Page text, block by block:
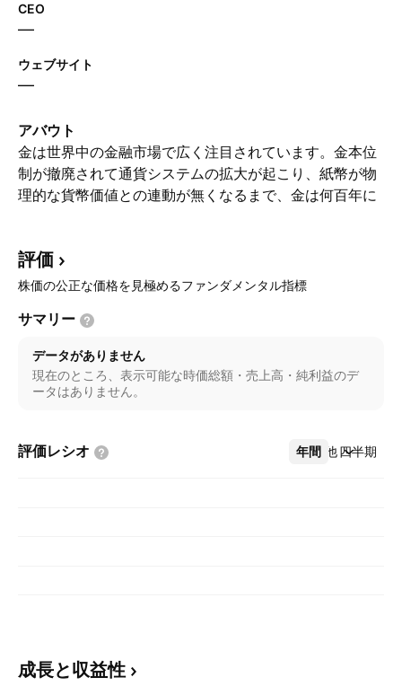
CEO
—
ウェブサイト
—
アバウト
金は世界中の金融市場で広く注目されています。金本位
制が撤廃されて通貨システムの拡大が起こり、紙幣が物
理的な貨幣価値との連動が無くなるまで、金は何百年に
る世界共通の基準になっています。
評価
株価の公正な価格を見極めるファンダメンタル指標
サマリー
データがありません
現在のところ、表示可能な時価総額・売上高・純利益のデ
ータはありません。
評価レシオ 年間 四半期
その他
成長と収益性